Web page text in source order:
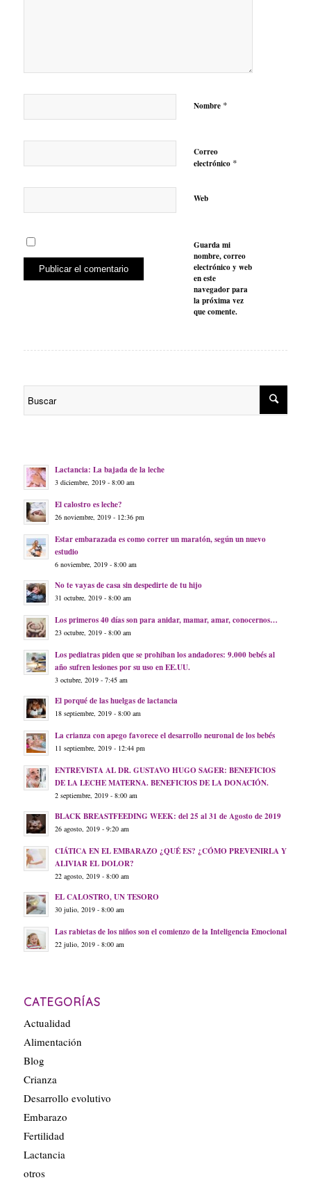
Nombre *
Correo
electrónico *
Web
Guarda mi
nombre, correo
electrónico y web
en este
navegador para
la próxima vez
que comente.
Lactancia: La bajada de la leche
3 diciembre, 2019 - 8:00 am
El calostro es leche?
26 noviembre, 2019 - 12:36 pm
Estar embarazada es como correr un maratón, según un nuevo
estudio
6 noviembre, 2019 - 8:00 am
No te vayas de casa sin despedirte de tu hijo
31 octubre, 2019 - 8:00 am
Los primeros 40 días son para anidar, mamar, amar, conocernos…
23 octubre, 2019 - 8:00 am
Los pediatras piden que se prohiban los andadores: 9.000 bebés al
año sufren lesiones por su uso en EE.UU.
3 octubre, 2019 - 7:45 am
El porqué de las huelgas de lactancia
18 septiembre, 2019 - 8:00 am
La crianza con apego favorece el desarrollo neuronal de los bebés
11 septiembre, 2019 - 12:44 pm
ENTREVISTA AL DR. GUSTAVO HUGO SAGER: BENEFICIOS
DE LA LECHE MATERNA. BENEFICIOS DE LA DONACIÓN.
2 septiembre, 2019 - 8:00 am
BLACK BREASTFEEDING WEEK: del 25 al 31 de Agosto de 2019
26 agosto, 2019 - 9:20 am
CIÁTICA EN EL EMBARAZO ¿QUÉ ES? ¿CÓMO PREVENIRLA Y
ALIVIAR EL DOLOR?
22 agosto, 2019 - 8:00 am
EL CALOSTRO, UN TESORO
30 julio, 2019 - 8:00 am
Las rabietas de los niños son el comienzo de la Inteligencia Emocional
22 julio, 2019 - 8:00 am
CATEGORÍAS
Actualidad
Alimentación
Blog
Crianza
Desarrollo evolutivo
Embarazo
Fertilidad
Lactancia
otros